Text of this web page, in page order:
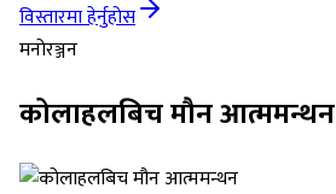
विस्तारमा हेर्नुहोस
मनोरञ्जन
कोलाहलबिच मौन आत्ममन्थन